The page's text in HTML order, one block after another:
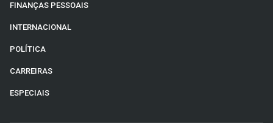
FINANÇAS PESSOAIS
INTERNACIONAL
POLÍTICA
CARREIRAS
ESPECIAIS